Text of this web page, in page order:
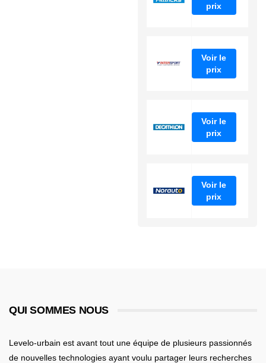
prix
Voir le
prix
Voir le
prix
Voir le
prix
QUI SOMMES NOUS
Levelo-urbain est avant tout une équipe de plusieurs passionnés
de nouvelles technologies ayant voulu partager leurs recherches